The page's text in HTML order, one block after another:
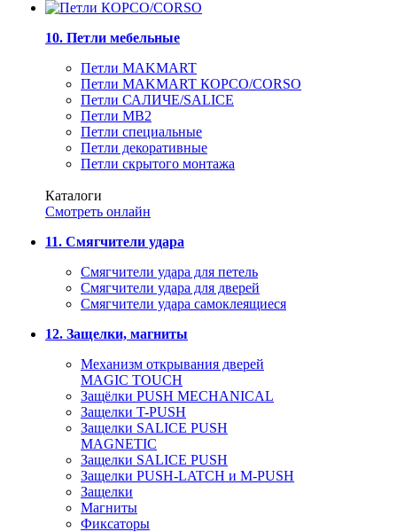
10. Петли мебельные
Петли MAKMART
Петли MAKMART КОРСО/CORSO
Петли САЛИЧЕ/SALICE
Петли MB2
Петли специальные
Петли декоративные
Петли скрытого монтажа
Каталоги
Смотреть онлайн
11. Смягчители удара
Смягчители удара для петель
Смягчители удара для дверей
Cмягчители удара самоклеящиеся
12. Защелки, магниты
Механизм открывания дверей
MAGIC TOUCH
Защёлки PUSH MECHANICAL
Защелки T-PUSH
Защелки SALICE PUSH
MAGNETIC
Защелки SALICE PUSH
Защелки PUSH-LATCH и M-PUSH
Защелки
Магниты
Фиксаторы